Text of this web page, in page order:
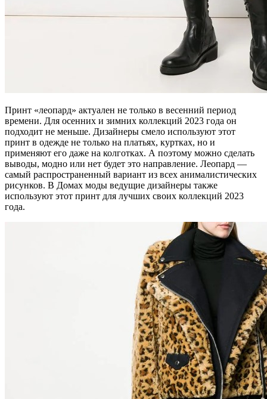
Принт «леопард» актуален не только в весенний период
времени. Для осенних и зимних коллекций 2023 года он
подходит не меньше. Дизайнеры смело используют этот
принт в одежде не только на платьях, куртках, но и
применяют его даже на колготках. А поэтому можно сделать
выводы, модно или нет будет это направление. Леопард —
самый распространенный вариант из всех анималистических
рисунков. В Домах моды ведущие дизайнеры также
используют этот принт для лучших своих коллекций 2023
года.